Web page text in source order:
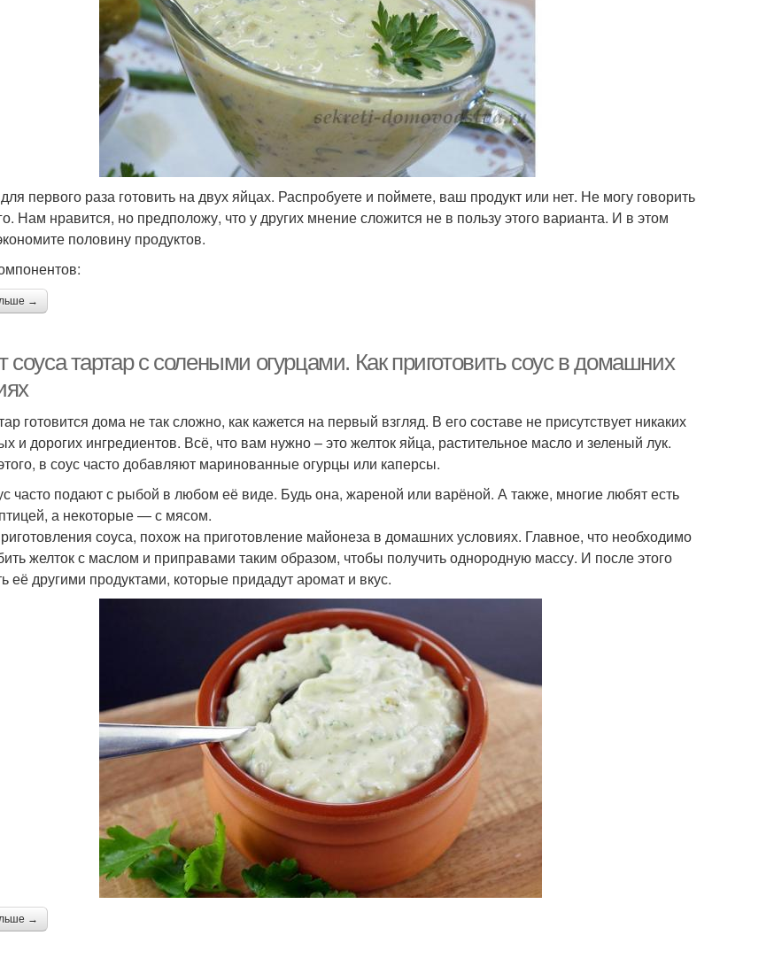
первого раза готовить на двух яйцах. Распробуете и поймете, ваш продукт или нет. Не могу говорить
Нам нравится, но предположу, что у других мнение сложится не в пользу этого варианта. И в этом
половину продуктов.
→
соуса тартар с солеными огурцами. Как приготовить соус в домашних
готовится дома не так сложно, как кажется на первый взгляд. В его составе не присутствует никаких
и дорогих ингредиентов. Всё, что вам нужно – это желток яйца, растительное масло и зеленый лук.
в соус часто добавляют маринованные огурцы или каперсы.
часто подают с рыбой в любом её виде. Будь она, жареной или варёной. А также, многие любят есть
а некоторые — с мясом.
соуса, похож на приготовление майонеза в домашних условиях. Главное, что необходимо
желток с маслом и приправами таким образом, чтобы получить однородную массу. И после этого
её другими продуктами, которые придадут аромат и вкус.
→